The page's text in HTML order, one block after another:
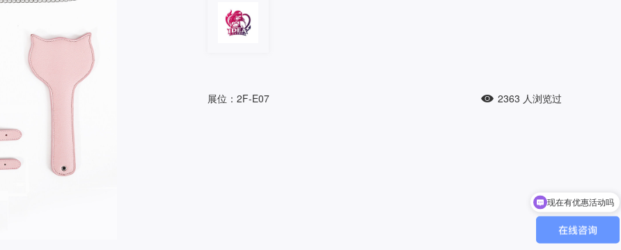
展位：2F-E07 2363 人浏览过
可以介绍下你们的产品么
现在有优惠活动吗